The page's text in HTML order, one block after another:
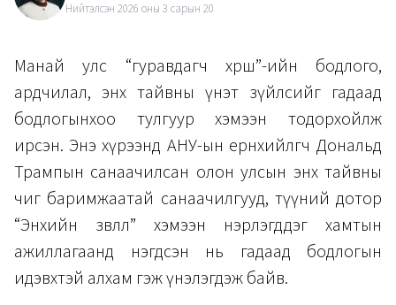
Нийтэлсэн 2026 оны 3 сарын 20
Манай улс “гуравдагч хөрш”-ийн бодлого,
ардчилал, энх тайвны үнэт зүйлсийг гадаад
бодлогынхоо тулгуур хэмээн тодорхойлж
ирсэн. Энэ хүрээнд АНУ-ын ерөнхийлөгч Дональд
Трампын санаачилсан олон улсын энх тайвны
чиг баримжаатай санаачилгууд, түүний дотор
“Энхийн зөвлөл” хэмээн нэрлэгддэг хамтын
ажиллагаанд нэгдсэн нь гадаад бодлогын
идэвхтэй алхам гэж үнэлэгдэж байв.